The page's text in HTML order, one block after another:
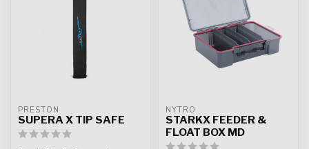
PRESTON
SUPERA X TIP SAFE
NYTRO
STARKX FEEDER &
FLOAT BOX MD